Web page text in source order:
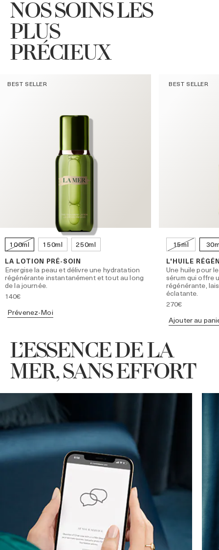
NOS SOINS LES
PLUS
PRÉCIEUX
BEST SELLER
100ml 150ml 250ml
LA LOTION PRÉ-SOIN
Energise la peau et délivre une hydratation
régénérante instantanément et tout au long
de la journée.
140€
Prévenez-Moi
BEST SELLER
15ml
L'HUILE
Une huile pour
sérum qui offre
régénérante,
éclatante.
270€
Ajouter au
L’ESSENCE DE LA
MER, SANS EFFORT